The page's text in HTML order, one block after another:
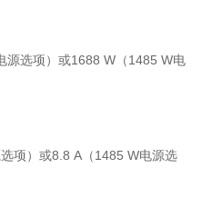
源选项）或1688 W（1485 W电
项）或8.8 A（1485 W电源选